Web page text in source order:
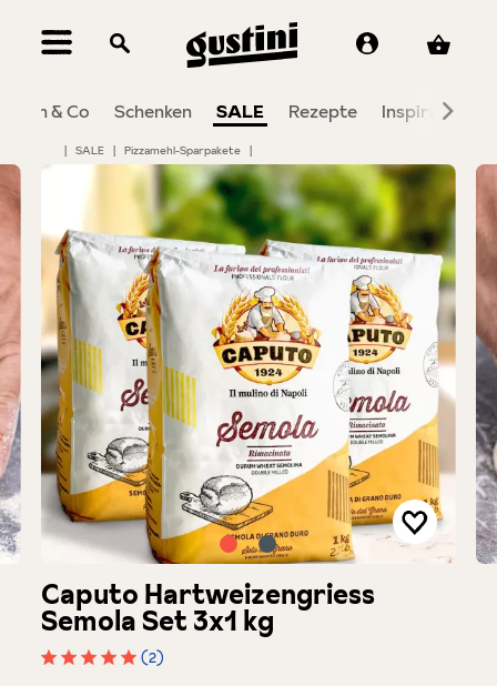
springen
Wein & Co Schenken SALE Rezepte Inspiration
| SALE | Pizzamehl-Sparpakete |
Bildergalerie überspringen
Caputo Hartweizengriess
Semola Set 3x1 kg
(2)